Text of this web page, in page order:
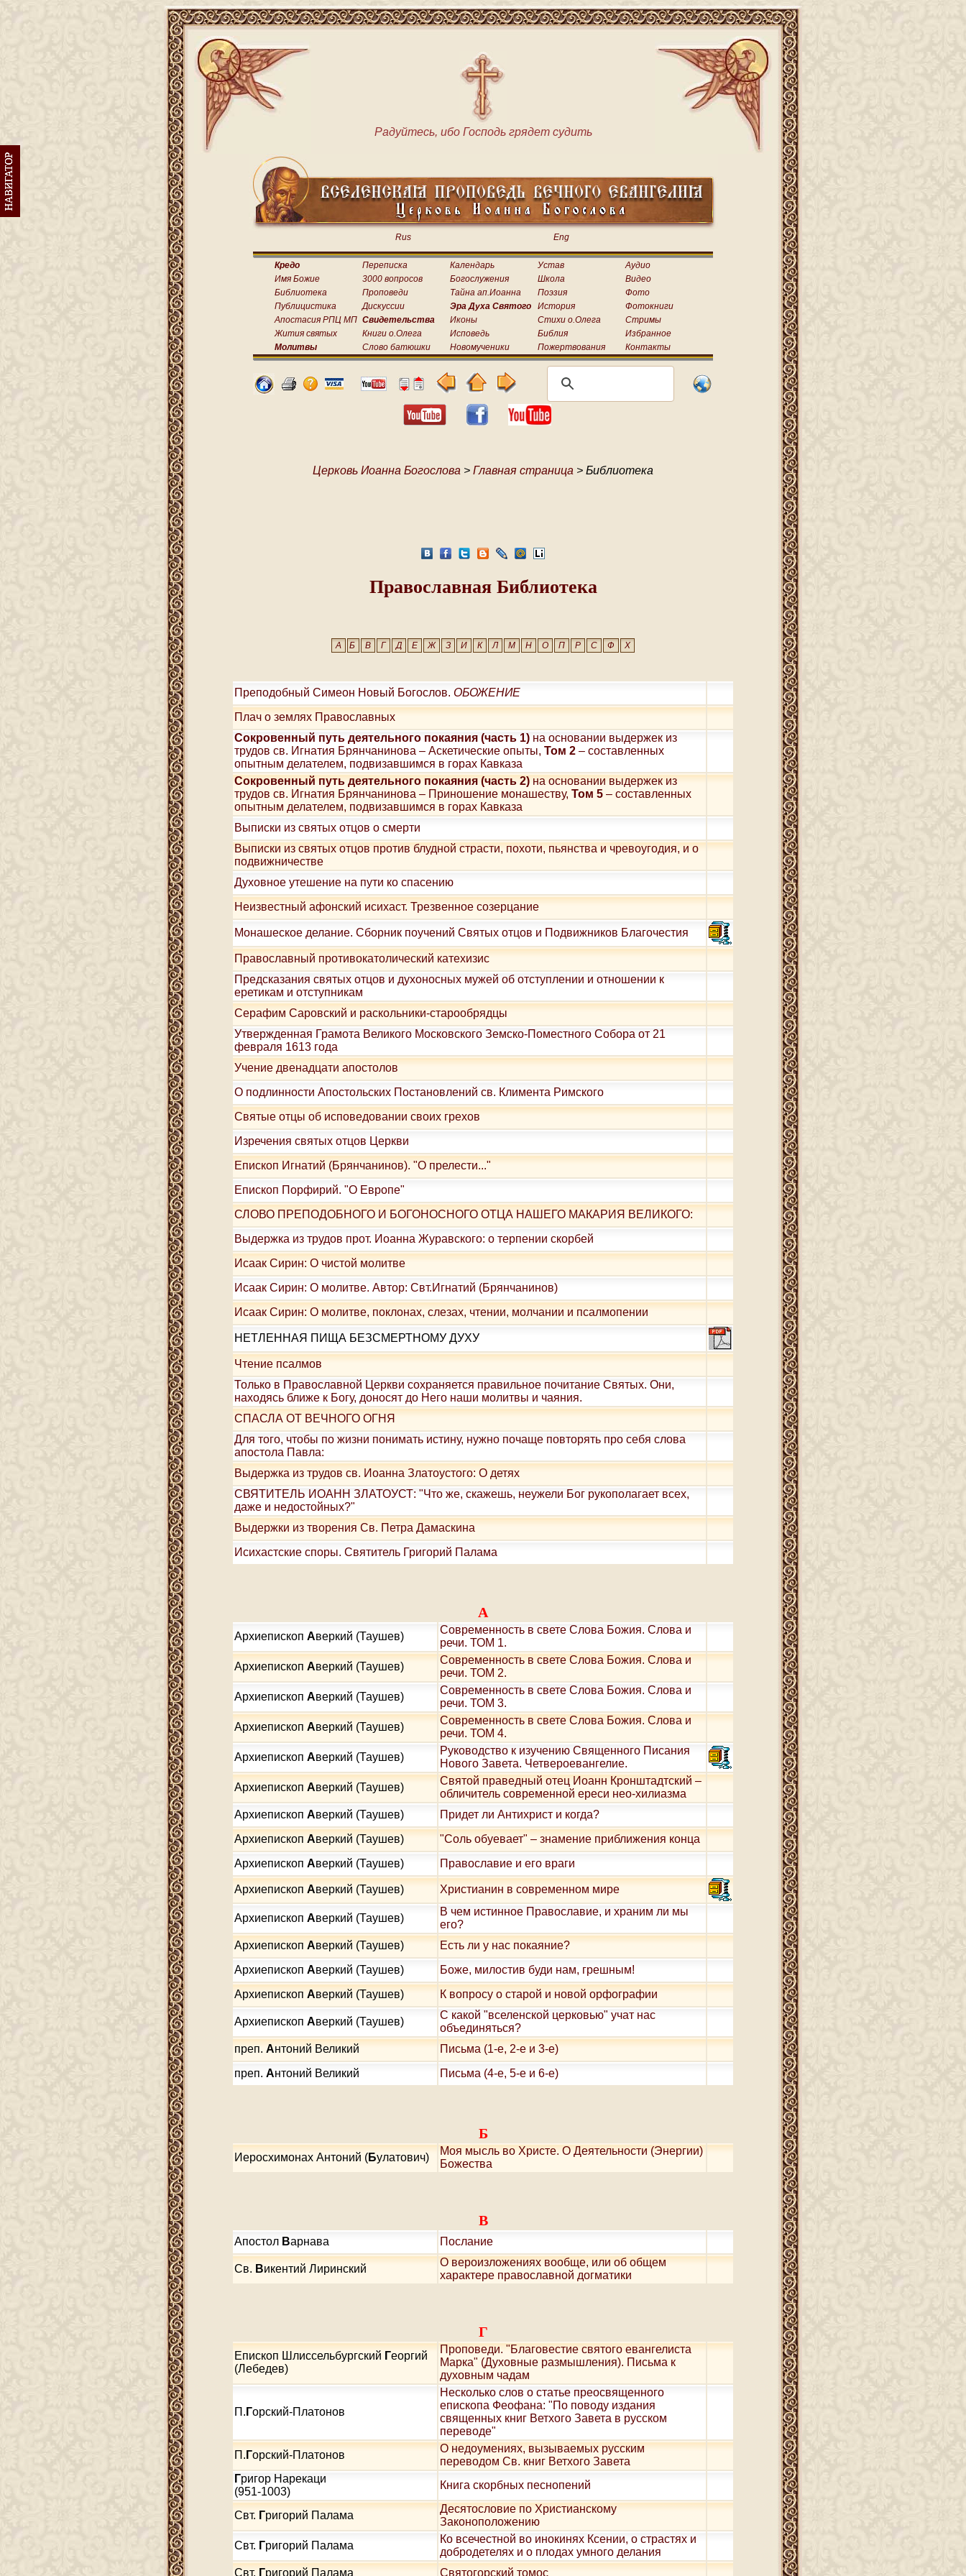
Радуйтесь, ибо Господь грядет судить
Rus Eng
Кредо Переписка Календарь Устав
Аудио
Имя Божие
3000 вопросов Богослужения Школа
Видео
Библиотека
Проповеди Тайна ап.Иоанна Поэзия
Фото
Публицистика
Дискуссии Эра Духа Святого История
Фотокниги
Апостасия РПЦ МП Свидетельства Иконы Стихи о.Олега
Стримы
Жития святых
Книги о.Олега Исповедь Библия
Избранное
Молитвы
Слово батюшки Новомученики Пожертвования Контакты
Церковь Иоанна Богослова > Главная страница > Библиотека
Православная Библиотека
А Б В Г Д Е Ж З И К Л М Н О П Р С Ф Х
Преподобный Симеон Новый Богослов. ОБОЖЕНИЕ
Плач о землях Православных
Сокровенный путь деятельного покаяния (часть 1) на основании выдержек из
трудов св. Игнатия Брянчанинова – Аскетические опыты, Том 2 – составленных
опытным делателем, подвизавшимся в горах Кавказа
Сокровенный путь деятельного покаяния (часть 2)на основании выдержек из
трудов св. Игнатия Брянчанинова – Приношение монашеству, Том 5 – составленных
опытным делателем, подвизавшимся в горах Кавказа
Выписки из святых отцов о смерти
Выписки из святых отцов против блудной страсти, похоти, пьянства и чревоугодия, и о
подвижничестве
Духовное утешение на пути ко спасению
Неизвестный афонский исихаст. Трезвенное созерцание
Монашеское делание. Сборник поучений Святых отцов и Подвижников Благочестия
Православный противокатолический катехизис
Предсказания святых отцов и духоносных мужей об отступлении и отношении к
еретикам и отступникам
Серафим Саровский и раскольники-старообрядцы
Утвержденная Грамота Великого Московского Земско-Поместного Собора от 21
февраля 1613 года
Учение двенадцати апостолов
О подлинности Апостольских Постановлений св. Климента Римского
Святые отцы об исповедовании своих грехов
Изречения святых отцов Церкви
Епископ Игнатий (Брянчанинов). "О прелести..."
Епископ Порфирий. "О Европе"
СЛОВО ПРЕПОДОБНОГО И БОГОНОСНОГО ОТЦА НАШЕГО МАКАРИЯ ВЕЛИКОГО:
Выдержка из трудов прот. Иоанна Журавского: о терпении скорбей
Исаак Сирин: О чистой молитве
Исаак Сирин: О молитве. Автор: Свт.Игнатий (Брянчанинов)
Исаак Сирин: О молитве, поклонах, слезах, чтении, молчании и псалмопении
НЕТЛЕННАЯ ПИЩА БЕЗСМЕРТНОМУ ДУХУ
Чтение псалмов
Только в Православной Церкви сохраняется правильное почитание Святых. Они,
находясь ближе к Богу, доносят до Него наши молитвы и чаяния.
СПАСЛА ОТ ВЕЧНОГО ОГНЯ
Для того, чтобы по жизни понимать истину, нужно почаще повторять про себя слова
апостола Павла:
Выдержка из трудов св. Иоанна Златоустого: О детях
СВЯТИТЕЛЬ ИОАНН ЗЛАТОУСТ: "Что же, скажешь, неужели Бог рукополагает всех,
даже и недостойных?"
Выдержки из творения Св. Петра Дамаскина
Исихастские споры. Святитель Григорий Палама
А
Архиепископ Аверкий (Таушев)
Современность в свете Слова Божия. Слова и
речи. ТОМ 1.
Архиепископ Аверкий (Таушев)
Современность в свете Слова Божия. Слова и
речи. ТОМ 2.
Архиепископ Аверкий (Таушев)
Современность в свете Слова Божия. Слова и
речи. ТОМ 3.
Архиепископ Аверкий (Таушев)
Современность в свете Слова Божия. Слова и
речи. ТОМ 4.
Архиепископ Аверкий (Таушев)
Руководство к изучению Священного Писания
Нового Завета. Четвероевангелие.
Архиепископ Аверкий (Таушев)
Святой праведный отец Иоанн Кронштадтский –
обличитель современной ереси нео-хилиазма
Архиепископ Аверкий (Таушев)
Придет ли Антихрист и когда?
Архиепископ Аверкий (Таушев)
"Соль обуевает" – знамение приближения конца
Архиепископ Аверкий (Таушев) Православие и его враги
Архиепископ Аверкий (Таушев) Христианин в современном мире
Архиепископ Аверкий (Таушев)
В чем истинное Православие, и храним ли мы
его?
Архиепископ Аверкий (Таушев)
Есть ли у нас покаяние?
Архиепископ Аверкий (Таушев)
Боже, милостив буди нам, грешным!
Архиепископ Аверкий (Таушев) К вопросу о старой и новой орфографии
Архиепископ Аверкий (Таушев)
С какой "вселенской церковью" учат нас
объединяться?
преп. Антоний Великий
Письма (1-е, 2-е и 3-е)
преп. Антоний Великий Письма (4-е, 5-е и 6-е)
Б
Иеросхимонах Антоний (Булатович)
Моя мысль во Христе. О Деятельности (Энергии)
Божества
В
Апостол Варнава Послание
Cв. Викентий Лиринский
О вероизложениях вообще, или об общем
характере православной догматики
Г
Епископ Шлиссельбургский Георгий
(Лебедев)
Проповеди. "Благовестие святого евангелиста
Марка" (Духовные размышления). Письма к
духовным чадам
П. Горский-Платонов
Несколько слов о статье преосвященного
епископа Феофана: "По поводу издания
священных книг Ветхого Завета в русском
переводе"
П. Горский-Платонов
О недоумениях, вызываемых русским
переводом Св. книг Ветхого Завета
Григор Нарекаци
(951-1003)
Книга скорбных песнопений
Свт. Григорий Палама
Десятословие по Христианскому
Законоположению
Свт. Григорий Палама
Ко всечестной во инокинях Ксении, о страстях и
добродетелях и о плодах умного делания
Свт. Григорий Палама Святогорский томос